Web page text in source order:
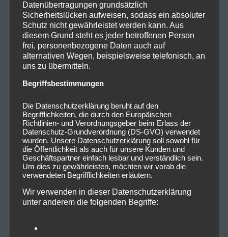
Datenübertragungen grundsätzlich
Sicherheitslücken aufweisen, sodass ein absoluter
Schutz nicht gewährleistet werden kann. Aus
diesem Grund steht es jeder betroffenen Person
frei, personenbezogene Daten auch auf
alternativen Wegen, beispielsweise telefonisch, an
uns zu übermitteln.
Begriffsbestimmungen
Die Datenschutzerklärung beruht auf den
Begrifflichkeiten, die durch den Europäischen
Richtlinien- und Verordnungsgeber beim Erlass der
Datenschutz-Grundverordnung (DS-GVO) verwendet
wurden. Unsere Datenschutzerklärung soll sowohl für
die Öffentlichkeit als auch für unsere Kunden und
Geschäftspartner einfach lesbar und verständlich sein.
Um dies zu gewährleisten, möchten wir vorab die
verwendeten Begrifflichkeiten erläutern.
Wir verwenden in dieser Datenschutzerklärung
unter anderem die folgenden Begriffe: